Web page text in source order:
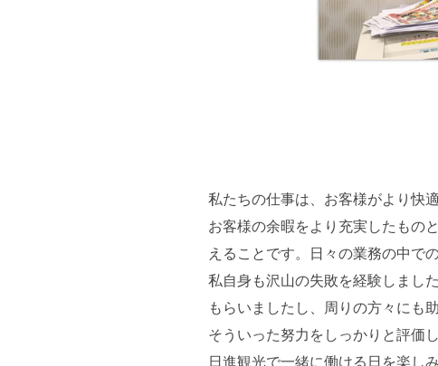
私たちの仕事は、お客様がより快
お客様の余暇をより充実したもの
えることです。日々の業務の中で
私自身も沢山の失敗を経験しまし
もらいましたし、周りの方々にも
そういった努力をしっかりと評価
日進観光で一緒に働ける日を楽し